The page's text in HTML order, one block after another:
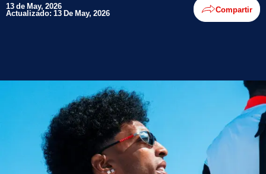
13 de May, 2026
Actualizado: 13 De May, 2026 Compartir